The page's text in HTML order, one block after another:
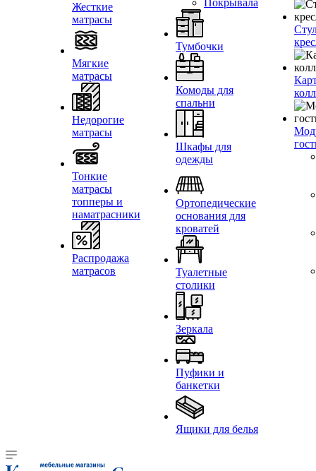
Жесткие
матрасы
Мягкие
матрасы
Недорогие
матрасы
Тонкие
матрасы
топперы и
наматрасники
Распродажа
матрасов
Покрывала
Тумбочки
Комоды для
спальни
Шкафы для
одежды
Ортопедические
основания для
кроватей
Туалетные
столики
Зеркала
Пуфики и
банкетки
Ящики для белья